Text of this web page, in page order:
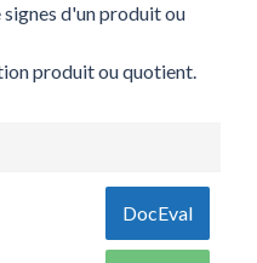
d'un produit ou
produit ou quotient.
DocEval